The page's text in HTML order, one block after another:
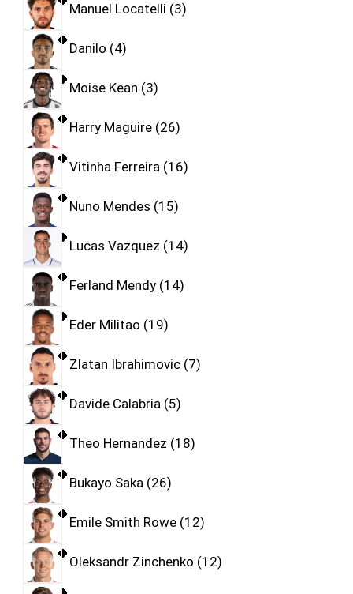
Manuel Locatelli 3
Danilo 4
Moise Kean 3
Harry Maguire 26
Vitinha Ferreira 16
Nuno Mendes 15
Lucas Vazquez 14
Ferland Mendy 14
Eder Militao 19
Zlatan Ibrahimovic 7
Davide Calabria 5
Theo Hernandez 18
Bukayo Saka 26
Emile Smith Rowe 12
Oleksandr Zinchenko 12